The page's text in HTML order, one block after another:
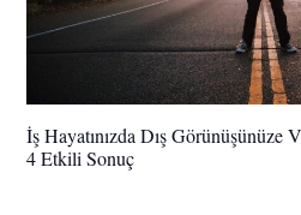
İş Hayatınızda Dış Görünüşünüze
4 Etkili Sonuç